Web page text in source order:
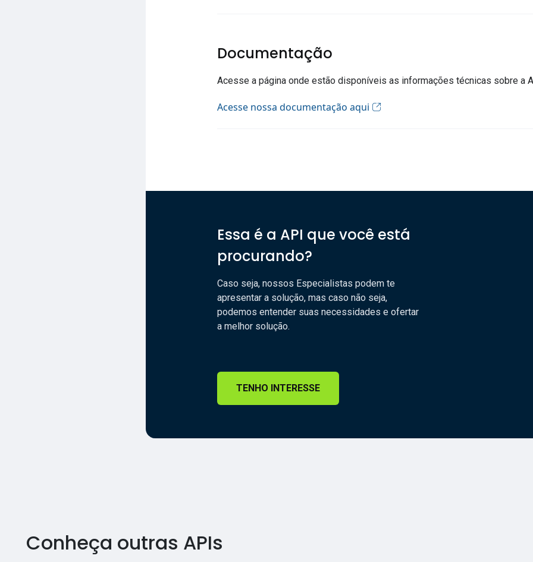
Documentação
Acesse a página onde estão disponíveis as informações técnicas sobre a
Acesse nossa documentação aqui
Essa é a API que você está
procurando?
Caso seja, nossos Especialistas podem te
apresentar a solução, mas caso não seja,
podemos entender suas necessidades e ofertar
a melhor solução.
TENHO INTERESSE
Conheça outras APIs